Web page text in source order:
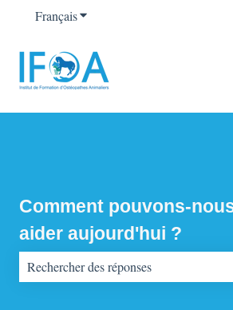
FrançaisAfficher le sous-menu pour les
Comment pouvons-
aider aujourd'hui ?